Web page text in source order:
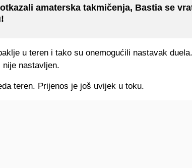
amaterska takmičenja, Bastia se
u teren i tako su onemogućili nastavak
nastavljen.
teren. Prijenos je još uvijek u toku.